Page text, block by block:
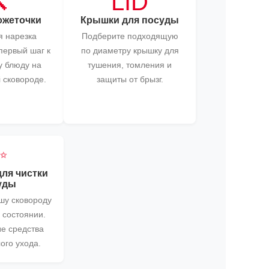
нарезка
шаг к
блюду на
Крышки для посуды
Подберите подходящую
по диаметру крышку для
тушения, томления и
защиты от брызг.
чистки
сковороду
средства
ухода.